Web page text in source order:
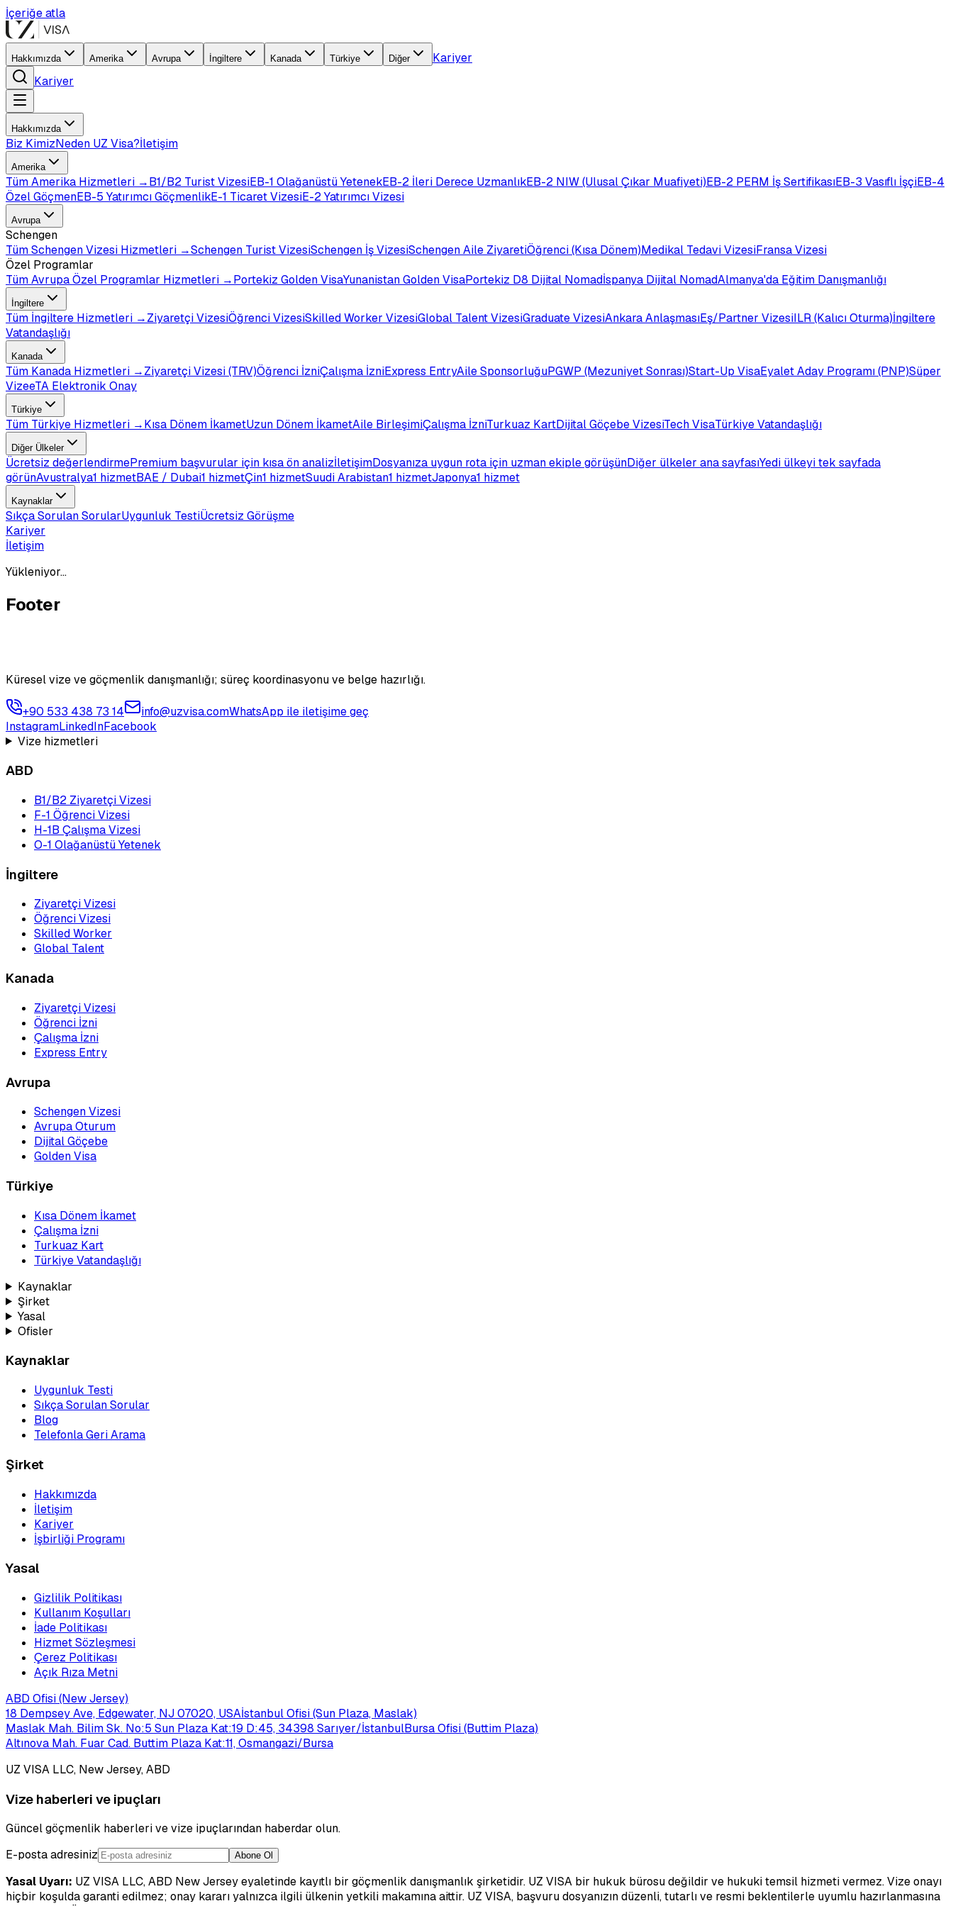
İçeriğe atla
Hakkımızda Amerika Avrupa İngiltere Kanada Türkiye Diğer
Kariyer
Kariyer
Hakkımızda
Biz KimizNeden UZ Visa?İletişim
Amerika
TümAmerika Hizmetleri →B1/B2 Turist VizesiEB-1 Olağanüstü YetenekEB-2 İleri Derece UzmanlıkEB-2 NIW (Ulusal Çıkar Muafiyeti)EB-2 PERM İş SertifikasıEB-3 Vasıflı İşçiEB-4
Özel GöçmenEB-5 Yatırımcı GöçmenlikE-1 Ticaret VizesiE-2 Yatırımcı Vizesi
Avrupa
Schengen
TümSchengen Vizesi Hizmetleri →Schengen Turist VizesiSchengen İş VizesiSchengen Aile ZiyaretiÖğrenci (Kısa Dönem)Medikal Tedavi VizesiFransa Vizesi
Özel Programlar
TümAvrupa Özel Programlar Hizmetleri →Portekiz Golden VisaYunanistan Golden VisaPortekiz D8 Dijital Nomadİspanya Dijital NomadAlmanya'da Eğitim Danışmanlığı
İngiltere
Tüm İngiltere Hizmetleri →Ziyaretçi VizesiÖğrenci VizesiSkilled Worker VizesiGlobal Talent VizesiGraduate VizesiAnkara AnlaşmasıEş/Partner VizesiILR (Kalıcı Oturma)İngiltere
Vatandaşlığı
Kanada
Tüm Kanada Hizmetleri →Ziyaretçi Vizesi (TRV)Öğrenci İzniÇalışma İzniExpress EntryAile SponsorluğuPGWP (Mezuniyet Sonrası)Start-Up VisaEyalet Aday Programı (PNP)Süper
VizeeTA Elektronik Onay
Türkiye
Tüm Türkiye Hizmetleri →Kısa Dönem İkametUzun Dönem İkametAile BirleşimiÇalışma İzniTurkuaz KartDijital Göçebe VizesiTech VisaTürkiye Vatandaşlığı
Diğer Ülkeler
Ücretsiz değerlendirmePremium başvurular için kısa ön analizİletişimDosyanıza uygun rota için uzman ekiple görüşünDiğer ülkeler ana sayfasıYedi ülkeyi tek sayfada
görünAvustralya1 hizmetBAE / Dubai1 hizmetÇin1 hizmetSuudi Arabistan1 hizmetJaponya1 hizmet
Kaynaklar
Sıkça Sorulan SorularUygunluk TestiÜcretsiz Görüşme
Kariyer
İletişim
Yükleniyor...
Footer
Küresel vize ve göçmenlik danışmanlığı; süreç koordinasyonu ve belge hazırlığı.
+90 533 438 73 14 info@uzvisa.comWhatsApp ile iletişime geç
InstagramLinkedInFacebook
Vize hizmetleri
ABD
B1/B2 Ziyaretçi Vizesi
F-1 Öğrenci Vizesi
H-1B Çalışma Vizesi
O-1 Olağanüstü Yetenek
İngiltere
Ziyaretçi Vizesi
Öğrenci Vizesi
Skilled Worker
Global Talent
Kanada
Ziyaretçi Vizesi
Öğrenci İzni
Çalışma İzni
Express Entry
Avrupa
Schengen Vizesi
Avrupa Oturum
Dijital Göçebe
Golden Visa
Türkiye
Kısa Dönem İkamet
Çalışma İzni
Turkuaz Kart
Türkiye Vatandaşlığı
Kaynaklar
Şirket
Yasal
Ofisler
Kaynaklar
Uygunluk Testi
Sıkça Sorulan Sorular
Blog
Telefonla Geri Arama
Şirket
Hakkımızda
İletişim
Kariyer
İşbirliği Programı
Yasal
Gizlilik Politikası
Kullanım Koşulları
İade Politikası
Hizmet Sözleşmesi
Çerez Politikası
Açık Rıza Metni
ABD Ofisi (New Jersey)
18 Dempsey Ave, Edgewater, NJ 07020, USAİstanbul Ofisi (Sun Plaza, Maslak)
Maslak Mah. Bilim Sk. No:5 Sun Plaza Kat:19 D:45, 34398 Sarıyer/İstanbulBursa Ofisi (Buttim Plaza)
Altınova Mah. Fuar Cad. Buttim Plaza Kat:11, Osmangazi/Bursa
UZ VISA LLC, New Jersey, ABD
Vize haberleri ve ipuçları
Güncel göçmenlik haberleri ve vize ipuçlarından haberdar olun.
E-posta adresiniz
Abone Ol
Yasal Uyarı: UZ VISA LLC, ABD New Jersey eyaletinde kayıtlı bir göçmenlik danışmanlık şirketidir. UZ VISA bir hukuk bürosu değildir ve hukuki temsil hizmeti vermez. Vize onayı
hiçbir koşulda garanti edilmez; onay kararı yalnızca ilgili ülkenin yetkili makamına aittir. UZ VISA, başvuru dosyanızın düzenli, tutarlı ve resmi beklentilerle uyumlu hazırlanmasına